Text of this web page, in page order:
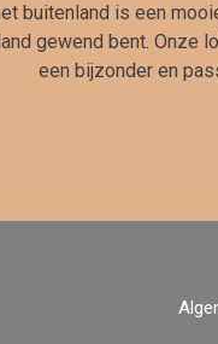
buitenland is een
gewend bent. Onze
een bijzonder en